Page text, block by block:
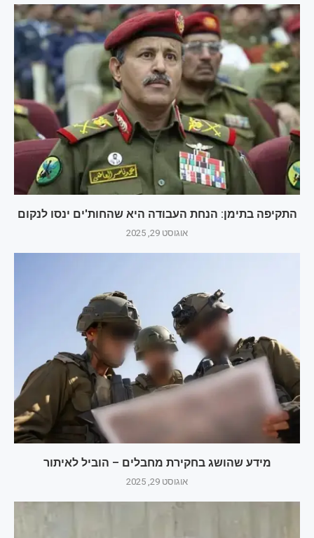
התקיפה בתימן: הנחת העבודה היא שהחות'ים ינסו לנקום
אוגוסט 29, 2025
מידע שהושג בחקירת מחבלים – הוביל לאיתור
אוגוסט 29, 2025